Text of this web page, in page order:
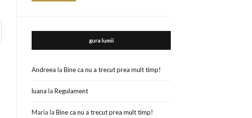
gura lumii
Andreea laBine ca nu a trecut prea mult timp!
luana laRegulament
Maria laBine ca nu a trecut prea mult timp!